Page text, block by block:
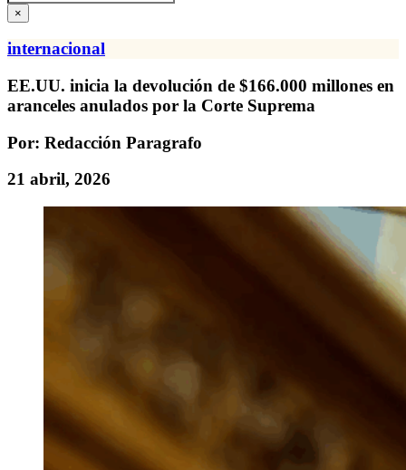
×
internacional
EE.UU. inicia la devolución de $166.000 millones en
aranceles anulados por la Corte Suprema
Por: Redacción Paragrafo
21 abril, 2026